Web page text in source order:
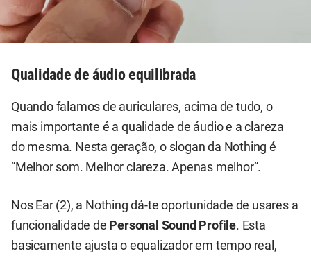
Qualidade de áudio equilibrada
Quando falamos de auriculares, acima de tudo, o
mais importante é a qualidade de áudio e a clareza
do mesma. Nesta geração, o slogan da Nothing é
“Melhor som. Melhor clareza. Apenas melhor”.
Nos Ear (2), a Nothing dá-te oportunidade de usares a
funcionalidade de Personal Sound Profile. Esta
basicamente ajusta o equalizador em tempo real,